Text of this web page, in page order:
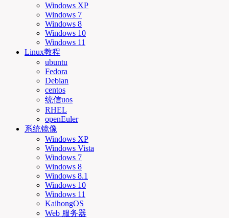
Windows XP
Windows 7
Windows 8
Windows 10
Windows 11
Linux教程
ubuntu
Fedora
Debian
centos
统信uos
RHEL
openEuler
系统镜像
Windows XP
Windows Vista
Windows 7
Windows 8
Windows 8.1
Windows 10
Windows 11
KaihongOS
Web 服务器